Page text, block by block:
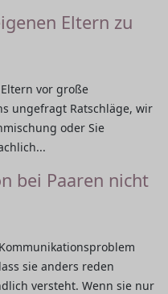
Eltern zu
vor große
ungefragt Ratschläge, wir
oder Sie
bei Paaren nicht
sie anders reden
versteht. Wenn sie nur